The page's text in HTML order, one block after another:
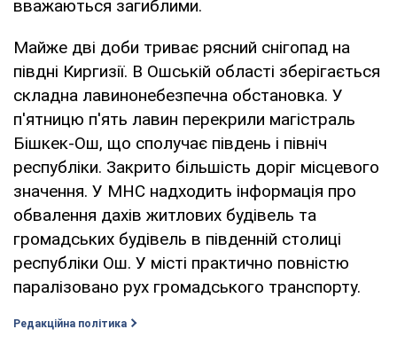
вважаються загиблими.
Майже дві доби триває рясний снігопад на
півдні Киргизії. В Ошській області зберігається
складна лавинонебезпечна обстановка. У
п'ятницю п'ять лавин перекрили магістраль
Бішкек-Ош, що сполучає південь і північ
республіки. Закрито більшість доріг місцевого
значення. У МНС надходить інформація про
обвалення дахів житлових будівель та
громадських будівель в південній столиці
республіки Ош. У місті практично повністю
паралізовано рух громадського транспорту.
Редакційна політика